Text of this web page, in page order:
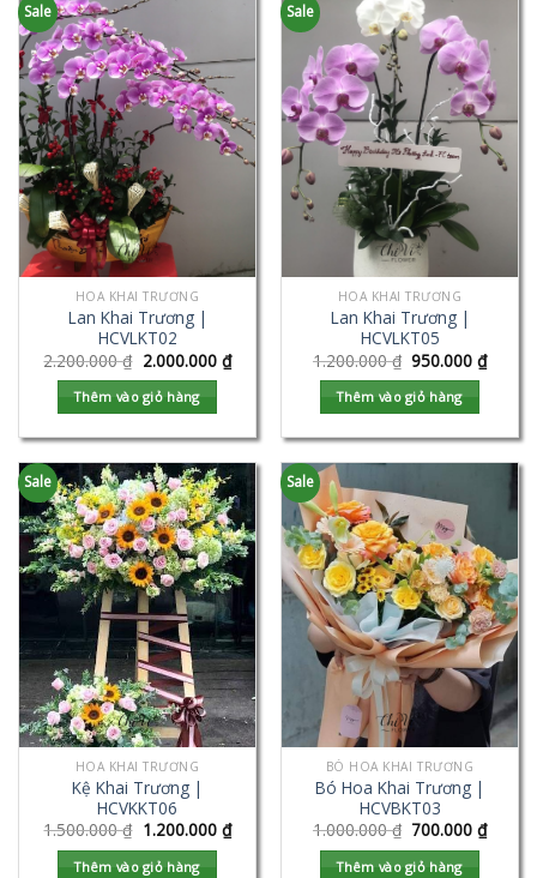
Sale
HOA KHAI TRƯƠNG
Lan Khai Trương |
HCVLKT02
2.200.000₫ 2.000.000 ₫
Thêm vào giỏ hàng
Sale
HOA KHAI TRƯƠNG
Lan Khai Trương |
HCVLKT05
1.200.000₫ 950.000₫
Thêm vào giỏ hàng
Sale
HOA KHAI TRƯƠNG
Kệ Khai Trương |
HCVKKT06
1.500.000₫ 1.200.000 ₫
Thêm vào giỏ hàng
Sale
BÓ HOA KHAI TRƯƠNG
Bó Hoa Khai Trương |
HCVBKT03
1.000.000₫ 700.000₫
Thêm vào giỏ hàng